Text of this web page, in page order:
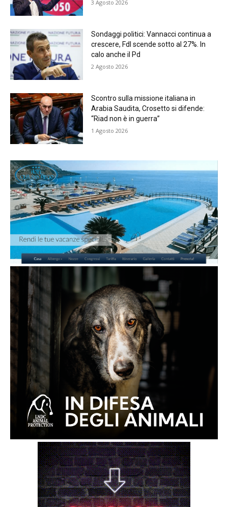
3 Agosto 2026
Sondaggi politici: Vannacci continua a
crescere, FdI scende sotto al 27%. In
calo anche il Pd
2 Agosto 2026
Scontro sulla missione italiana in
Arabia Saudita, Crosetto si difende:
“Riad non è in guerra”
1 Agosto 2026